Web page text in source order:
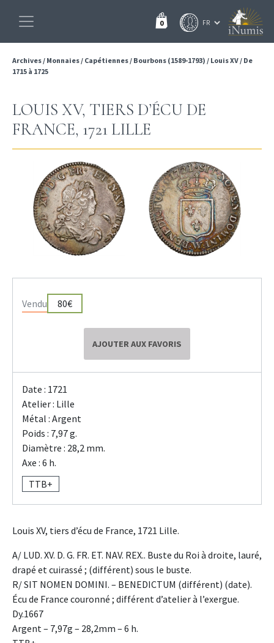
0
Archives/ Monnaies/ Capétiennes/ Bourbons (1589-1793) / Louis XV/ De
1715 à 1725
LOUIS XV, TIERS D’ÉCU DE
FRANCE, 1721 LILLE
Vendu 80€
AJOUTER AUX FAVORIS
Date : 1721
Atelier : Lille
Métal : Argent
Poids : 7,97 g.
Diamètre : 28,2 mm.
Axe : 6 h.
TTB+
Louis XV, tiers d’écu de France, 1721 Lille.
A/ LUD. XV. D. G. FR. ET. NAV. REX.. Buste du Roi à droite, lauré,
drapé et cuirassé ; (différent) sous le buste.
R/ SIT NOMEN DOMINI. – BENEDICTUM (différent) (date).
Écu de France couronné ; différent d’atelier à l’exergue.
Dy.1667
Argent – 7,97g – 28,2mm – 6 h.